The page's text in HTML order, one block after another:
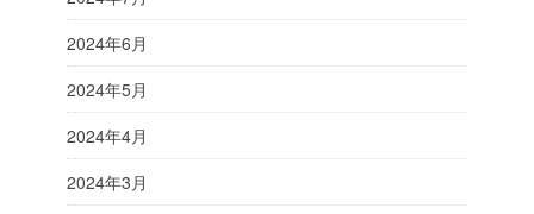
2024年6月
2024年5月
2024年4月
2024年3月